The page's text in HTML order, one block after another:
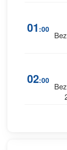
01 :00
02:00